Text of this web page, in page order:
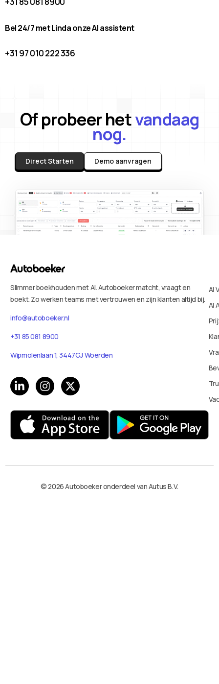
Bel 24/7 met Linda onze AI assistent
+31 97 010 222 336
Of probeer hetvandaag
nog.
Direct Starten Demo aanvragen
Slimmer boekhouden met AI. Autoboeker matcht, vraagt en
boekt. Zo werken teams met vertrouwen en zijn klanten altijd bij.
info@autoboeker.nl
+31 85 081 8900
Wipmolenlaan 1, 3447GJ Woerden
AI
AI
© 2026 Autoboeker onderdeel van Autus B.V.